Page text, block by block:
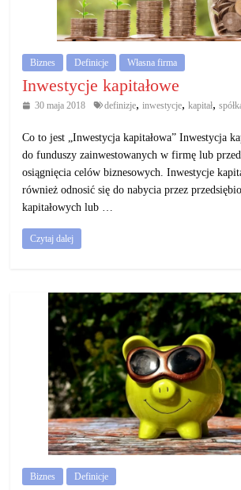
gospodarczą.
Porady
biznesowe
Biznes Definicje Własna firma
Inwestycje kapitałowe
30 maja 2018 definizje, inwestycje, kapitał,
Co to jest „Inwestycja kapitałowa” Inwestycja
do funduszy zainwestowanych w firmę lub
osiągnięcia celów biznesowych. Inwestycje
również odnosić się do nabycia przez
kapitałowych lub …
Czytaj dalej
Biznes Definicje